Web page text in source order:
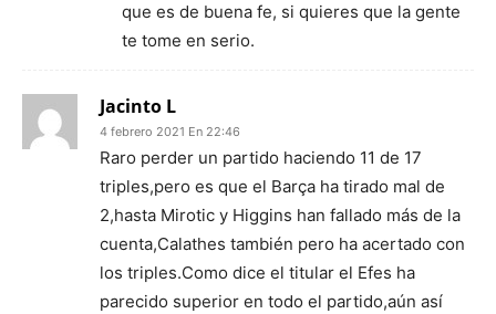
que es de buena fe, si quieres que la gente
te tome en serio.
Jacinto L
4 febrero 2021 En 22:46
Raro perder un partido haciendo 11 de 17
triples,pero es que el Barça ha tirado mal de
2,hasta Mirotic y Higgins han fallado más de la
cuenta,Calathes también pero ha acertado con
los triples.Como dice el titular el Efes ha
parecido superior en todo el partido,aún así